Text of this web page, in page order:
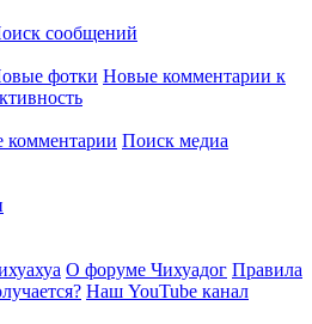
сообщений
фотки Новые комментарии к
комментарии Поиск медиа
О форуме Чихуадог Правила
Наш YouTube канал